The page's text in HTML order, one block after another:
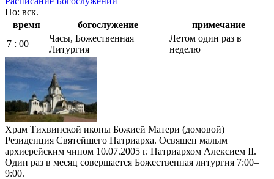
По: вск.
время
богослужение
примечание
7 : 00
Часы, Божественная
Литургия
Летом один раз в
неделю
Храм Тихвинской иконы Божией Матери (домовой)
Резиденция Святейшего Патриарха. Освящен малым
архиерейским чином 10.07.2005 г. Патриархом Алексием II.
Один раз в месяц совершается Божественная литургия 7:00–
9:00.